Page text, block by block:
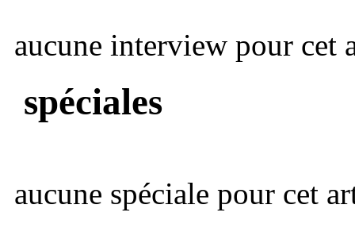
aucune interview pour cet
spéciales
aucune spéciale pour cet